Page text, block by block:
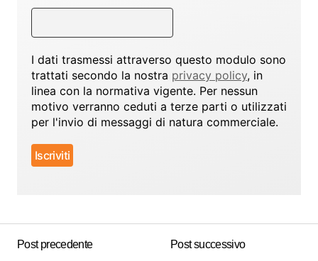
I dati trasmessi attraverso questo modulo sono
trattati secondo la nostra privacy policy, in
linea con la normativa vigente. Per nessun
motivo verranno ceduti a terze parti o utilizzati
per l'invio di messaggi di natura commerciale.
Post precedente
Post successivo